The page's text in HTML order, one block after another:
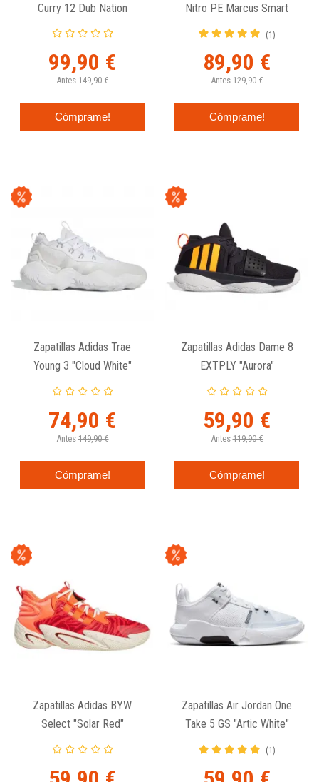
Curry 12 Dub Nation
99,90 €
Antes 149,90 €
Cómprame!
Nitro PE Marcus Smart
(1)
89,90 €
Antes 129,90 €
Cómprame!
Zapatillas Adidas Trae
Young 3 "Cloud White"
74,90 €
Antes 149,90 €
Cómprame!
Zapatillas Adidas Dame 8
EXTPLY "Aurora"
59,90 €
Antes 119,90 €
Cómprame!
Zapatillas Adidas BYW
Select "Solar Red"
Zapatillas Air Jordan One
Take 5 GS "Artic White"
(1)